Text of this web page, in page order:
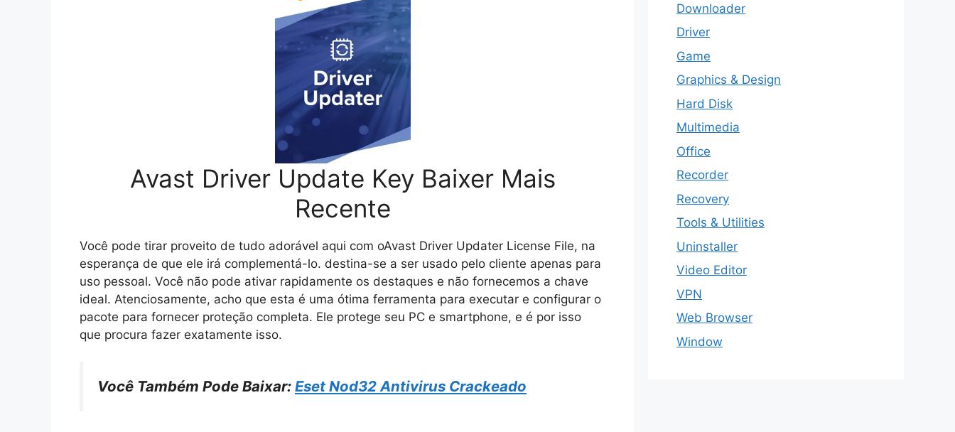
Avast Driver Update Key Baixer Mais
Recente
Você pode tirar proveito de tudo adorável aqui com oAvast Driver Updater License File, na
esperança de que ele irá complementá-lo. destina-se a ser usado pelo cliente apenas para
uso pessoal. Você não pode ativar rapidamente os destaques e não fornecemos a chave
ideal. Atenciosamente, acho que esta é uma ótima ferramenta para executar e configurar o
pacote para fornecer proteção completa. Ele protege seu PC e smartphone, e é por isso
que procura fazer exatamente isso.
Você Também Pode Baixar: Eset Nod32 Antivirus Crackeado
Downloader
Driver
Game
Graphics & Design
Hard Disk
Multimedia
Office
Recorder
Recovery
Tools & Utilities
Uninstaller
Video Editor
VPN
Web Browser
Window